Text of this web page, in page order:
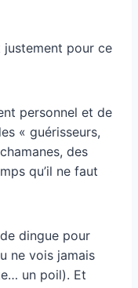
justement pour ce
personnel et de
« guérisseurs,
des
qu’il ne faut
dingue pour
ne vois jamais
un poil). Et